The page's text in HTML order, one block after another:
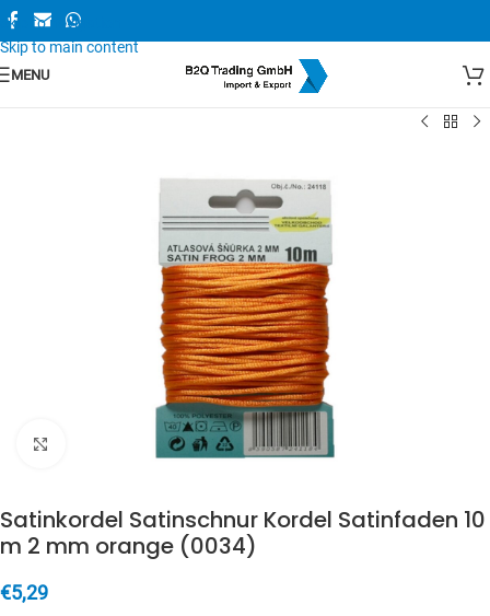
Skip to navigation
Skip to main content
MENU
Zum Vergrößern anklicken
Satinkordel Satinschnur Kordel Satinfaden 10
m 2 mm orange (0034)
€5,29